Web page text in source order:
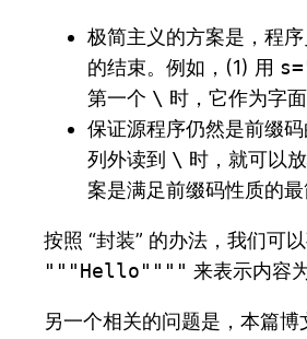
极简主义的方案是，程
的结束。例如，(1) 用
第一个 \ 时，它作为字
保证源程序仍然是前缀
列外读到 \ 时，就可以
案是满足前缀码性质的最
按照 “封装” 的办法，我们可
"""Hello"""" 来表示内容
另一个相关的问题是，本篇